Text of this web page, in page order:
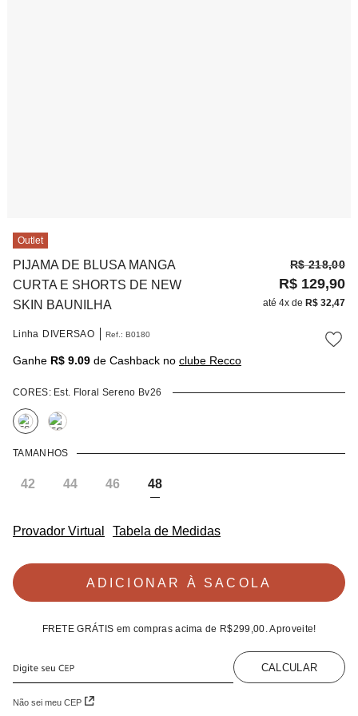
Outlet
PIJAMA DE BLUSA MANGA
CURTA E SHORTS DE NEW
SKIN BAUNILHA
R$ 218,00
R$ 129,90
até 4x de R$ 32,47
Linha DIVERSAO Ref. : B0180
Ganhe R$ 9.09 de Cashback no clube Recco
CORES: Est. Floral Sereno Bv26
TAMANHOS
42 44 46 48
Provador Virtual Tabela de Medidas
ADICIONAR À SACOLA
FRETE GRÁTIS em compras acima de R$299,00. Aproveite!
Não sei meu CEP
CALCULAR